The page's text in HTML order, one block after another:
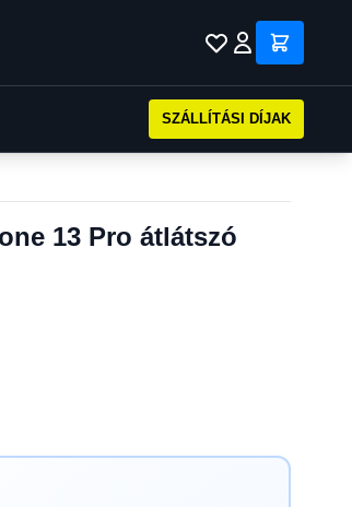
SZÁLLÍTÁSI DÍJAK
13 Pro átlátszó